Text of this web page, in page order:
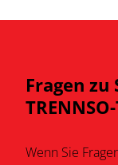
Fragen
Wenn Sie